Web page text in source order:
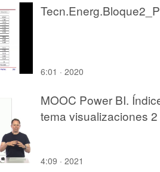
6:01 · 2020
MOOC Power BI.
tema visualizaciones 2
4:09 · 2021